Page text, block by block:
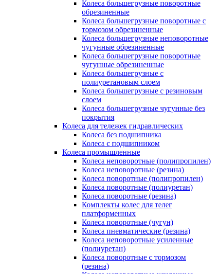
Колеса большегрузные поворотные
обрезиненные
Колеса большегрузные поворотные с
тормозом обрезиненные
Колеса большегрузные неповоротные
чугунные обрезиненные
Колеса большегрузные поворотные
чугунные обрезиненные
Колеса большегрузные с
полиуретановым слоем
Колеса большегрузные с резиновым
слоем
Колеса большегрузные чугунные без
покрытия
Колеса для тележек гидравлических
Колеса без подшипника
Колеса с подшипником
Колеса промышленные
Колеса неповоротные (полипропилен)
Колеса неповоротные (резина)
Колеса поворотные (полипропилен)
Колеса поворотные (полиуретан)
Колеса поворотные (резина)
Комплекты колес для телег
платформенных
Колеса поворотные (чугун)
Колеса пневматические (резина)
Колеса неповоротные усиленные
(полиуретан)
Колеса поворотные c тормозом
(резина)